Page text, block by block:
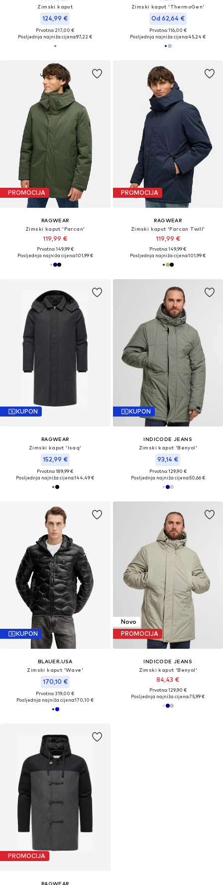
Zimski kaput
124,99 €
Prvotno: 217,00 €
Posljednja najniža cijena:97,22 €
Zimski kaput 'ThermoGen'
Od 62,64 €
Prvotno: 116,00 €
Posljednja najniža cijena:45,24 €
PROMOCIJA
RAGWEAR
Zimski kaput 'Parcan'
119,99 €
Prvotno: 149,99 €
Posljednja najniža cijena:101,99 €
PROMOCIJA
RAGWEAR
Zimski kaput 'Parcan Twill'
119,99 €
Prvotno: 149,99 €
Posljednja najniža cijena:101,99 €
KUPON
RAGWEAR
Zimski kaput 'Isaq'
152,99 €
Prvotno: 189,99 €
Posljednja najniža cijena:144,49 €
KUPON
INDICODE JEANS
Zimski kaput 'Benyol'
93,14 €
Prvotno: 129,90 €
Posljednja najniža cijena:50,66 €
KUPON
BLAUER.USA
Zimski kaput 'Wave'
170,10 €
Prvotno: 319,00 €
Posljednja najniža cijena:170,10 €
Novo
PROMOCIJA
INDICODE JEANS
Zimski kaput 'Benyol'
84,43 €
Prvotno: 129,90 €
Posljednja najniža cijena:75,99 €
PROMOCIJA
RAGWEAR